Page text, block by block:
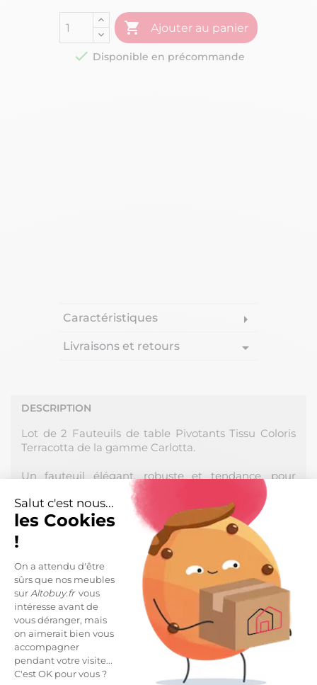
Salut c'est nous...
les Cookies
!
On a attendu d'être
sûrs que nos meubles
surAltobuy.frvous
intéresse avant de
vous déranger, mais
on aimerait bien vous
accompagner
pendant votre visite...
C'est OK pour vous ?
 Ajouter au panier
 Disponible en précommande
Caractéristiques arrow_right
Livraisons et retours arrow_drop_down
DESCRIPTION
Lot de 2 Fauteuils de table Pivotants Tissu Coloris
Terracotta de la gamme Carlotta.
Un fauteuil élégant, robuste et tendance, pour
partager un repas assis confortablement. Assise
rotative à 360°, retour point 0.
Disponible en divers coloris : accordez vos chaises à
votre déco pour un look harmonieux et tendance.
Structure métal, peinture mat anthracite, tissu 100%
Polyester. Rembourrage mousse PU densité dossier
26kg/m3 et assise 30kg/m3.
Hauteur d'assise : 49cm. / Hauteur accoudoirs :
66cm.
Dimensions : 44 x 59 x H89cm.